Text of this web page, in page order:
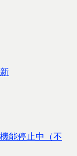
能停止中（不